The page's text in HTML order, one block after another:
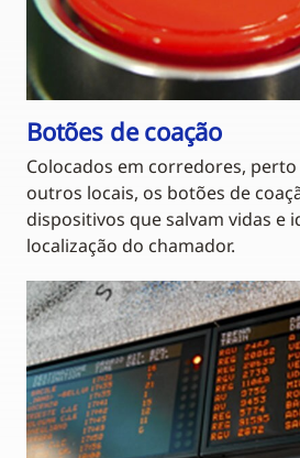
Botões de coação
Colocados em corredores,
outros locais, os botões de
dispositivos que salvam vidas e
localização do chamador.